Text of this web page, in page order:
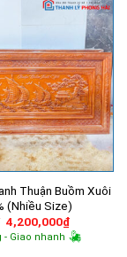
Thuận Buồm Xuôi
(Nhiều Size)
Giá
gốc
là:
4,200,000₫Giá
hiện
tại
- Giao nhanh